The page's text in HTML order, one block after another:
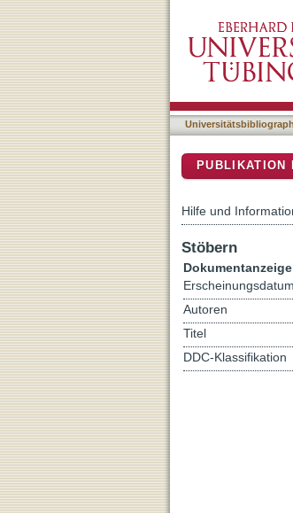
Germany :
PUBLIKATION
Hilfe und
Stöbern
Dokumentanzeige
Erscheinungsdatum
Autoren
Titel
DDC-Klassifikation